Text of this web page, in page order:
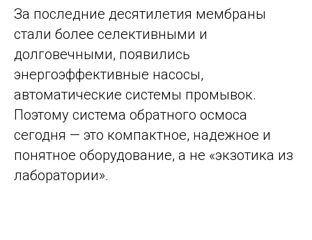
За последние десятилетия мембраны
стали более селективными и
долговечными, появились
энергоэффективные насосы,
автоматические системы промывок.
Поэтому система обратного осмоса
сегодня — это компактное, надежное и
понятное оборудование, а не «экзотика из
лаборатории».